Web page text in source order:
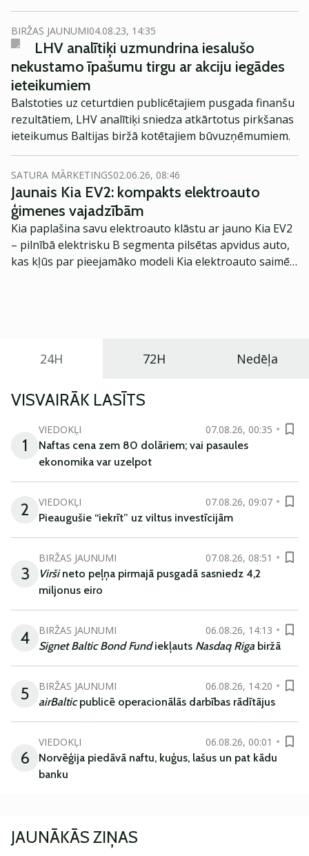
telpas aizsardzības spēkiem.
BIRŽAS JAUNUMI04.08.23, 14:35
LHV analītiķi uzmundrina iesalušo
nekustamo īpašumu tirgu ar akciju iegādes
ieteikumiem
Balstoties uz ceturtdien publicētajiem pusgada finanšu
rezultātiem, LHV analītiķi sniedza atkārtotus pirkšanas
ieteikumus Baltijas biržā kotētajiem būvuzņēmumiem.
SATURA MĀRKETINGS02.06.26, 08:46
Jaunais Kia EV2: kompakts elektroauto
ģimenes vajadzībām
Kia paplašina savu elektroauto klāstu ar jauno Kia EV2
– pilnībā elektrisku B segmenta pilsētas apvidus auto,
kas kļūs par pieejamāko modeli Kia elektroauto saimē
24H 72H Nedēļa
VISVAIRĀK LASĪTS
1
VIEDOKĻI
07.08.26, 00:35
Naftas cena zem 80 dolāriem; vai pasaules
ekonomika var uzelpot
2 VIEDOKĻI
07.08.26, 09:07
Pieaugušie “iekrīt” uz viltus investīcijām
3
BIRŽAS JAUNUMI
07.08.26, 08:51
Viršineto peļņa pirmajā pusgadā sasniedz 4,2
miljonus eiro
4 BIRŽAS JAUNUMI
06.08.26, 14:13
Signet Baltic Bond Fundiekļauts Nasdaq Riga biržā
5 BIRŽAS JAUNUMI
06.08.26, 14:20
airBalticpublicē operacionālās darbības rādītājus
6
VIEDOKĻI
06.08.26, 00:01
Norvēģija piedāvā naftu, kuģus, lašus un pat kādu
banku
JAUNĀKĀS ZIŅAS